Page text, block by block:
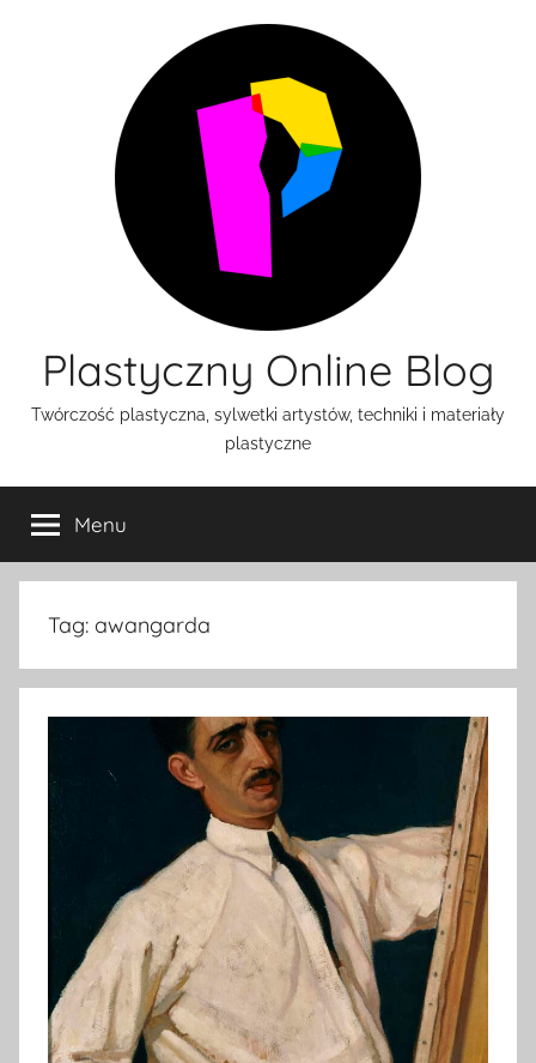
Plastyczny Online Blog
Twórczość plastyczna, sylwetki artystów, techniki i materiały
plastyczne
Menu
Tag: awangarda